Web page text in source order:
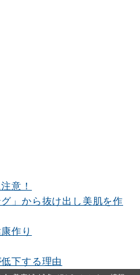
意！
」から抜け出し美肌を作
作り
下する理由